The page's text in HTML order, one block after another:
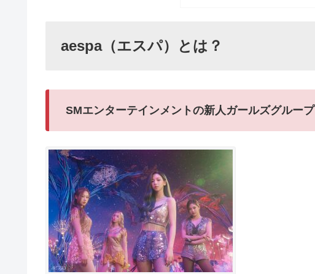
aespa（エスパ）とは？
SMエンターテインメントの新人ガールズグループ